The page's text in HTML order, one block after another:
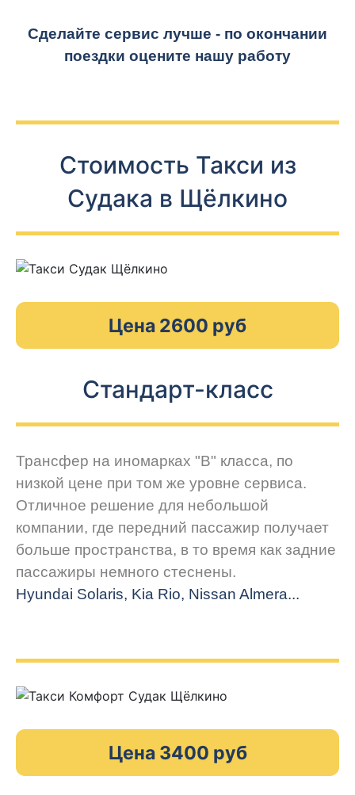
Сделайте сервис лучше - по окончании
поездки оцените нашу работу
Стоимость Такси из
Судака в Щёлкино
Цена 2600 руб
Стандарт-класс
Трансфер на иномарках "В" класса, по
низкой цене при том же уровне сервиса.
Отличное решение для небольшой
компании, где передний пассажир получает
больше пространства, в то время как задние
пассажиры немного стеснены.
Hyundai Solaris, Kia Rio, Nissan Almera...
Цена 3400 руб